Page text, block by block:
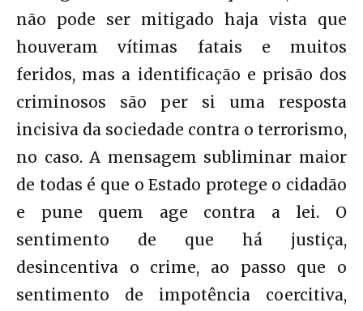
não pode ser mitigado haja vista que
houveram vítimas fatais e muitos
feridos, mas a identificação e prisão dos
criminosos são per si uma resposta
incisiva da sociedade contra o terrorismo,
no caso. A mensagem subliminar maior
de todas é que o Estado protege o cidadão
e pune quem age contra a lei. O
sentimento de que há justiça,
desincentiva o crime, ao passo que o
sentimento de impotência coercitiva,